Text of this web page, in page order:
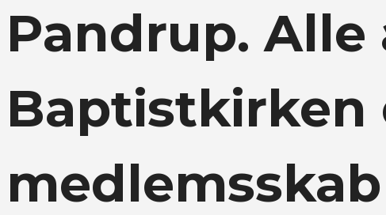
Pandrup.
Baptistkirken